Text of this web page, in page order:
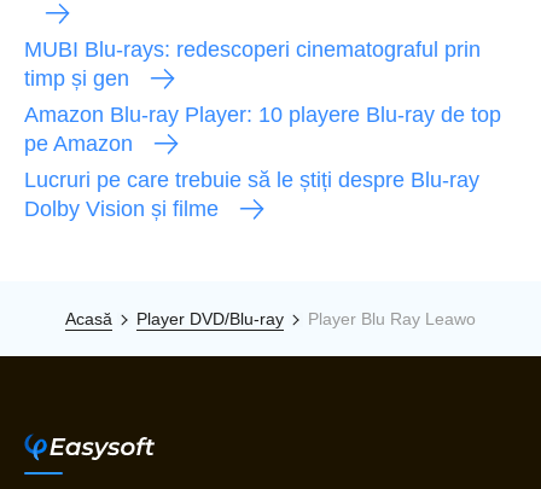
MUBI Blu-rays: redescoperi cinematograful prin
timp și gen
Amazon Blu-ray Player: 10 playere Blu-ray de top
pe Amazon
Lucruri pe care trebuie să le știți despre Blu-ray
Dolby Vision și filme
Acasă Player DVD/Blu-ray Player Blu Ray Leawo